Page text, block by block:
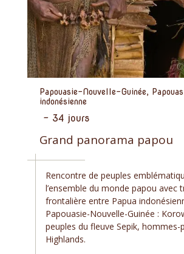
Papouasie-Nouvelle-Guinée,
indonésienne
- 34 jours
Grand panorama papou
Rencontre de peuples
l’ensemble du monde papou avec
frontalière entre Papua
Papouasie-Nouvelle-Guinée :
peuples du fleuve Sepik, hommes-
Highlands.